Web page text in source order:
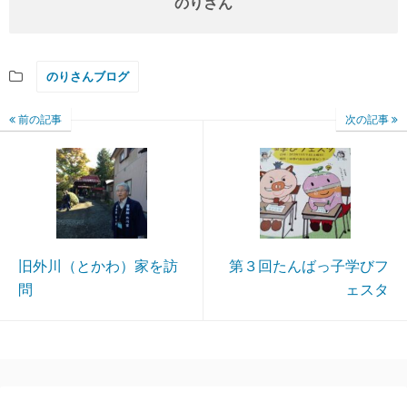
のりさん
のりさんブログ
前の記事
旧外川（とかわ）家を訪
問
次の記事
第３回たんばっ子学びフ
ェスタ